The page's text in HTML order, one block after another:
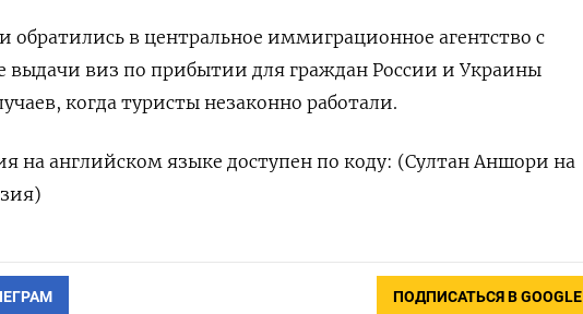
обратились в центральное иммиграционное агентство с
выдачи виз по прибытии для граждан России и Украины
когда туристы незаконно работали.
на английском языке доступен по коду: (Султан Аншори на
ПОДПИСАТЬСЯ В GOOGLE